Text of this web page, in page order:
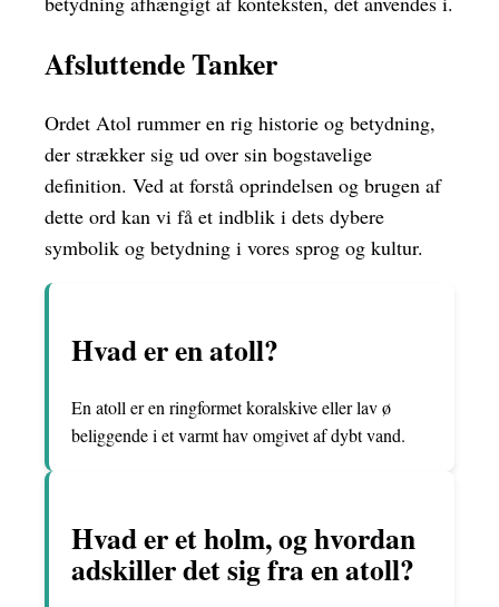
Afsluttende Tanker
Ordet Atol rummer en rig historie og betydning,
der strækker sig ud over sin bogstavelige
definition. Ved at forstå oprindelsen og brugen af
dette ord kan vi få et indblik i dets dybere
symbolik og betydning i vores sprog og kultur.
Hvad er en atoll?
En atoll er en ringformet koralskive eller lav ø
beliggende i et varmt hav omgivet af dybt vand.
Hvad er et holm, og hvordan
adskiller det sig fra en atoll?